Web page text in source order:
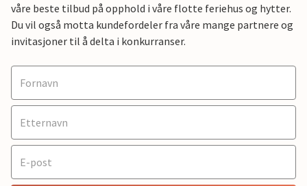
våre beste tilbud på opphold i våre flotte feriehus og hytter.
Du vil også motta kundefordeler fra våre mange partnere og
invitasjoner til å delta i konkurranser.